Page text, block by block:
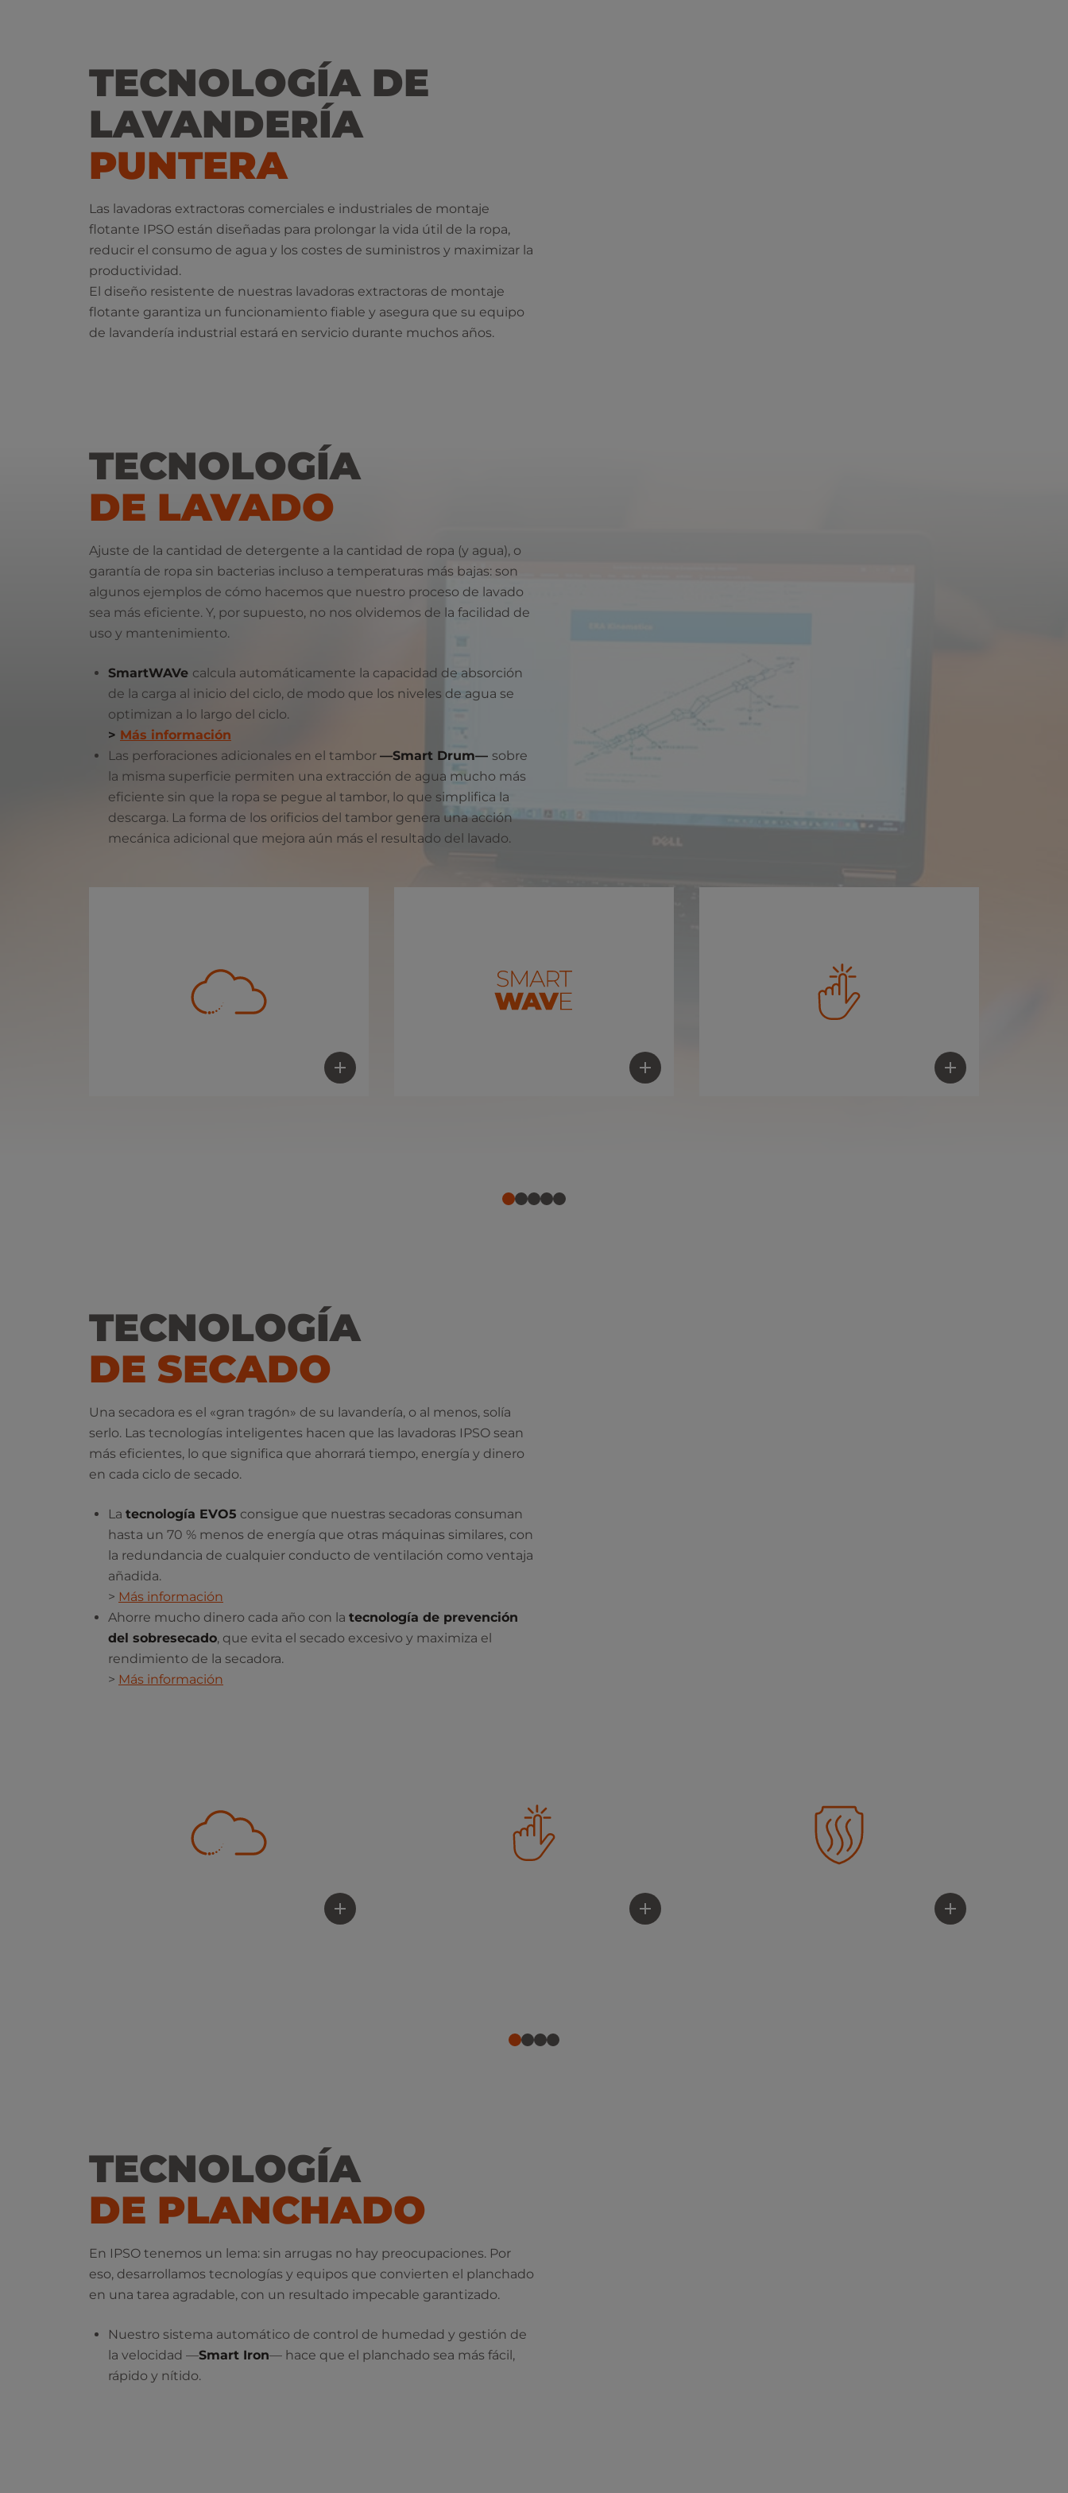
TECNOLOGÍA DE
LAVANDERÍA
PUNTERA
Las lavadoras extractoras comerciales e industriales de montaje
flotante IPSO están diseñadas para prolongar la vida útil de la ropa,
reducir el consumo de agua y los costes de suministros y maximizar la
productividad.
El diseño resistente de nuestras lavadoras extractoras de montaje
flotante garantiza un funcionamiento fiable y asegura que su equipo
de lavandería industrial estará en servicio durante muchos años.
TECNOLOGÍA
DE LAVADO
Ajuste de la cantidad de detergente a la cantidad de ropa (y agua), o
garantía de ropa sin bacterias incluso a temperaturas más bajas: son
algunos ejemplos de cómo hacemos que nuestro proceso de lavado
sea más eficiente. Y, por supuesto, no nos olvidemos de la facilidad de
uso y mantenimiento.
SmartWAVe calcula automáticamente la capacidad de absorción
de la carga al inicio del ciclo, de modo que los niveles de agua se
optimizan a lo largo del ciclo.
> Más información
Las perforaciones adicionales en el tambor —Smart Drum— sobre
la misma superficie permiten una extracción de agua mucho más
eficiente sin que la ropa se pegue al tambor, lo que simplifica la
descarga. La forma de los orificios del tambor genera una acción
mecánica adicional que mejora aún más el resultado del lavado.
TECNOLOGÍA
DE SECADO
Una secadora es el «gran tragón» de su lavandería, o al menos, solía
serlo. Las tecnologías inteligentes hacen que las lavadoras IPSO sean
más eficientes, lo que significa que ahorrará tiempo, energía y dinero
en cada ciclo de secado.
La tecnología EVO5 consigue que nuestras secadoras consuman
hasta un 70 % menos de energía que otras máquinas similares, con
la redundancia de cualquier conducto de ventilación como ventaja
añadida.
> Más información
Ahorre mucho dinero cada año con la tecnología de prevención
del sobresecado, que evita el secado excesivo y maximiza el
rendimiento de la secadora.
> Más información
TECNOLOGÍA
DE PLANCHADO
En IPSO tenemos un lema: sin arrugas no hay preocupaciones. Por
eso, desarrollamos tecnologías y equipos que convierten el planchado
en una tarea agradable, con un resultado impecable garantizado.
Nuestro sistema automático de control de humedad y gestión de
la velocidad —Smart Iron— hace que el planchado sea más fácil,
rápido y nítido.